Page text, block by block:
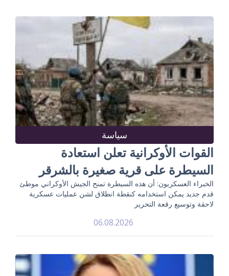
سياسة
القوات الأوكرانية تعلن استعادة
السيطرة على قرية صغيرة بالشرقر
الخبراء العسكريون: أن هذه السيطرة تمنح الجيش الأوكراني موطئ
قدم جديد يمكن استخدامه كنقطة انطلاق لشن عمليات عسكرية
لاحقة وتوسيع رقعة التحرير
06.08.2026